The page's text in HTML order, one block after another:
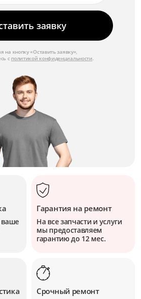
заявку
на кнопку «Оставить заявку»,
с политикой конфиденциальности.
ваше
Гарантия на ремонт
На все запчасти и услуги
мы предоставляем
гарантию до 12 мес.
Срочный ремонт